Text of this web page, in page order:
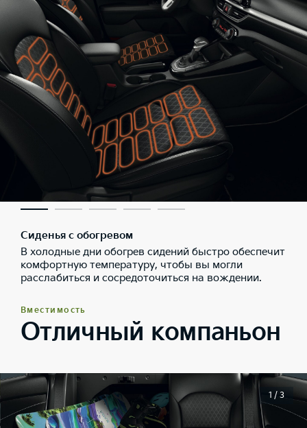
Сиденья с обогревом
В холодные дни обогрев сидений быстро обеспечит
комфортную температуру, чтобы вы могли
расслабиться и сосредоточиться на вождении.
Вместимость
Отличный компаньон
1 / 3